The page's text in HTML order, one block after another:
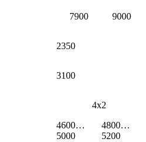
7900 9000
2350
3100
4х2
4600…
5000
4800…
5200